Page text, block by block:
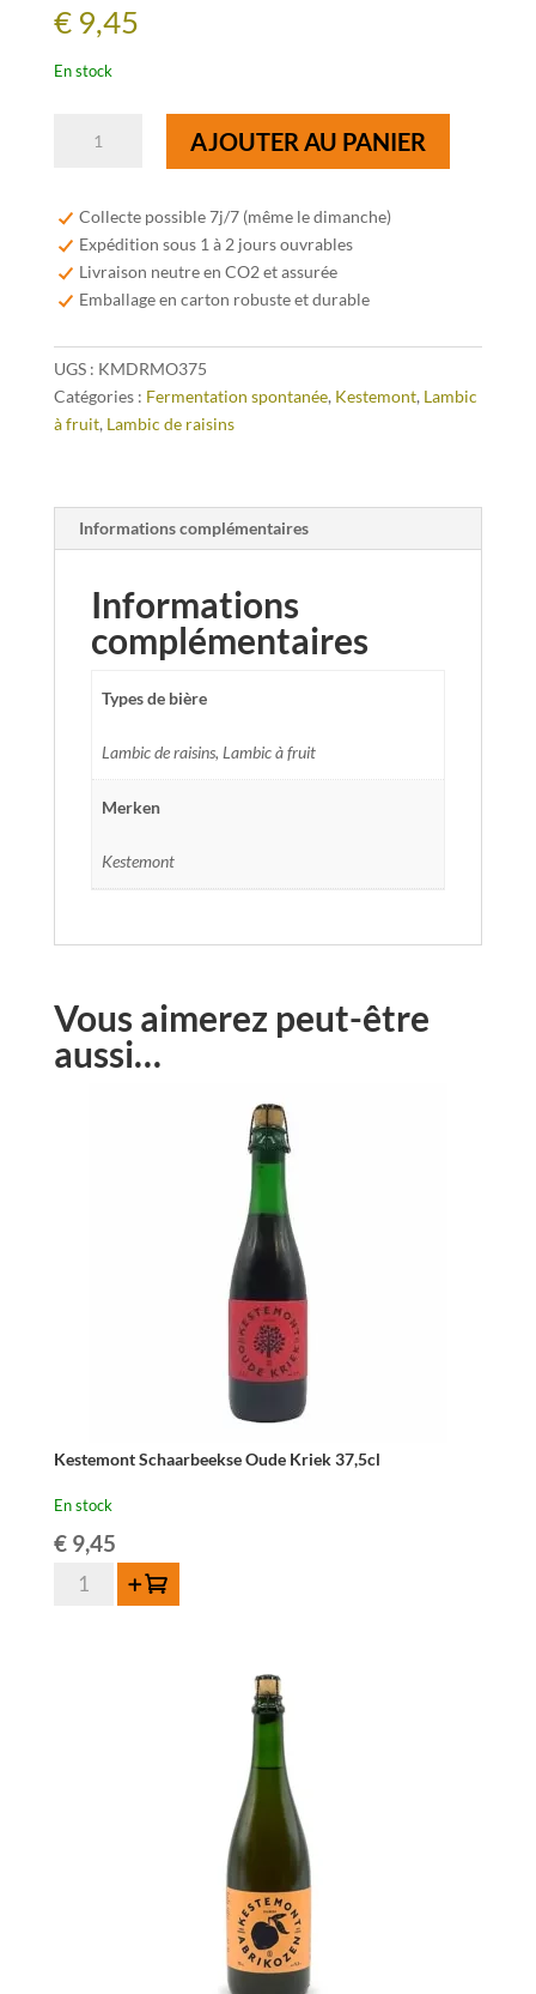
€9,45
En stock
Rode
Druif
Montepulciano
37,5cl
AJOUTER AU PANIER
Collecte possible 7j/7 (même le dimanche)
Expédition sous 1 à 2 jours ouvrables
Livraison neutre en CO2 et assurée
Emballage en carton robuste et durable
UGS : KMDRMO375
Catégories : Fermentation spontanée, Kestemont, Lambic
à fruit, Lambic de raisins
Informations complémentaires
Informations
complémentaires
Types de bière
Lambic de raisins, Lambic à fruit
Merken
Kestemont
Vous aimerez peut-être
aussi…
Kestemont Schaarbeekse Oude Kriek 37,5cl
En stock
€9,45
quantité
Ajouter au panier